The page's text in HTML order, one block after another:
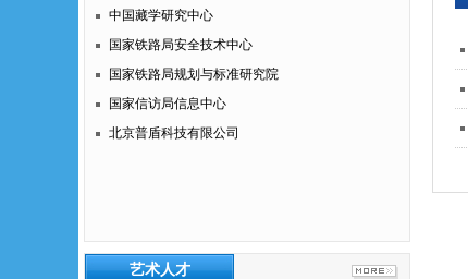
中国藏学研究中心
国家铁路局安全技术中心
国家铁路局规划与标准研究院
国家信访局信息中心
北京普盾科技有限公司
艺术人才